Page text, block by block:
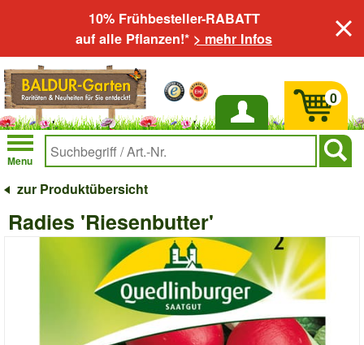
10% Frühbesteller-RABATT
auf alle Pflanzen!* > mehr Infos
Anmelden
Menu
0
zur Produktübersicht
Radies 'Riesenbutter'